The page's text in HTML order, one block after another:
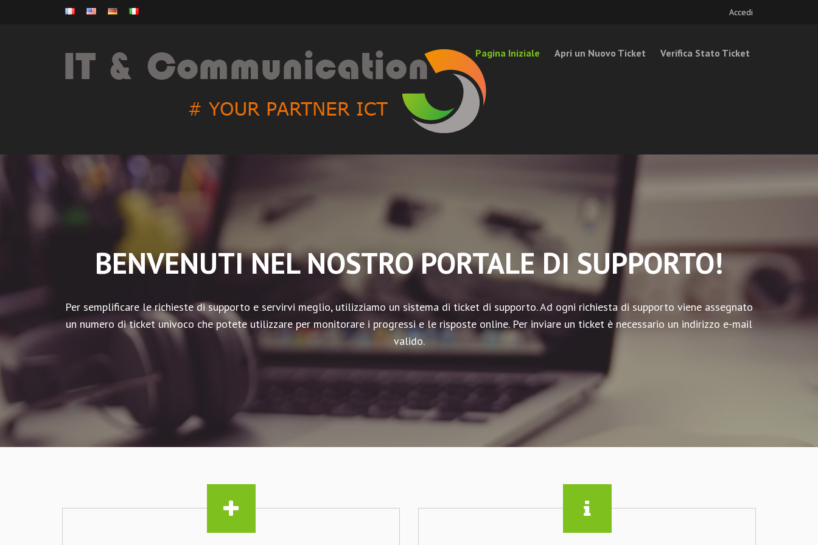
Accedi
Pagina Iniziale Apri un Nuovo Ticket Verifica Stato Ticket
BENVENUTI NEL NOSTRO PORTALE DI SUPPORTO!
Per semplificare le richieste di supporto e servirvi meglio, utilizziamo un sistema di ticket di supporto. Ad ogni richiesta di supporto viene assegnato
un numero di ticket univoco che potete utilizzare per monitorare i progressi e le risposte online. Per inviare un ticket è necessario un indirizzo e-mail
valido.